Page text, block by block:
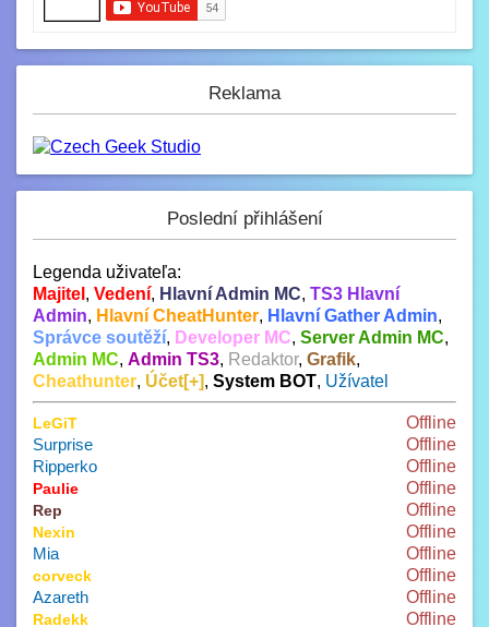
Reklama
Poslední přihlášení
Legenda uživateľa:
Majitel , Vedení, Hlavní Admin MC, TS3 Hlavní
Admin, Hlavní CheatHunter, Hlavní Gather Admin,
Správce soutěží, Developer MC, Server Admin MC,
Admin MC, Admin TS3, Redaktor, Grafik,
Cheathunter, Účet[+], System BOT, Užívatel
LeGiT
Offline
Surprise
Offline
Ripperko
Offline
Paulie Offline
Rep Offline
Nexin
Offline
Mia
Offline
corveck
Offline
Azareth
Offline
Radekk Offline